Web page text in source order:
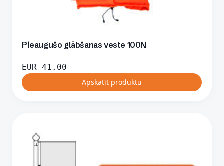
Pieaugušo glābšanas veste 100N
EUR 41.00
Apskatīt produktu